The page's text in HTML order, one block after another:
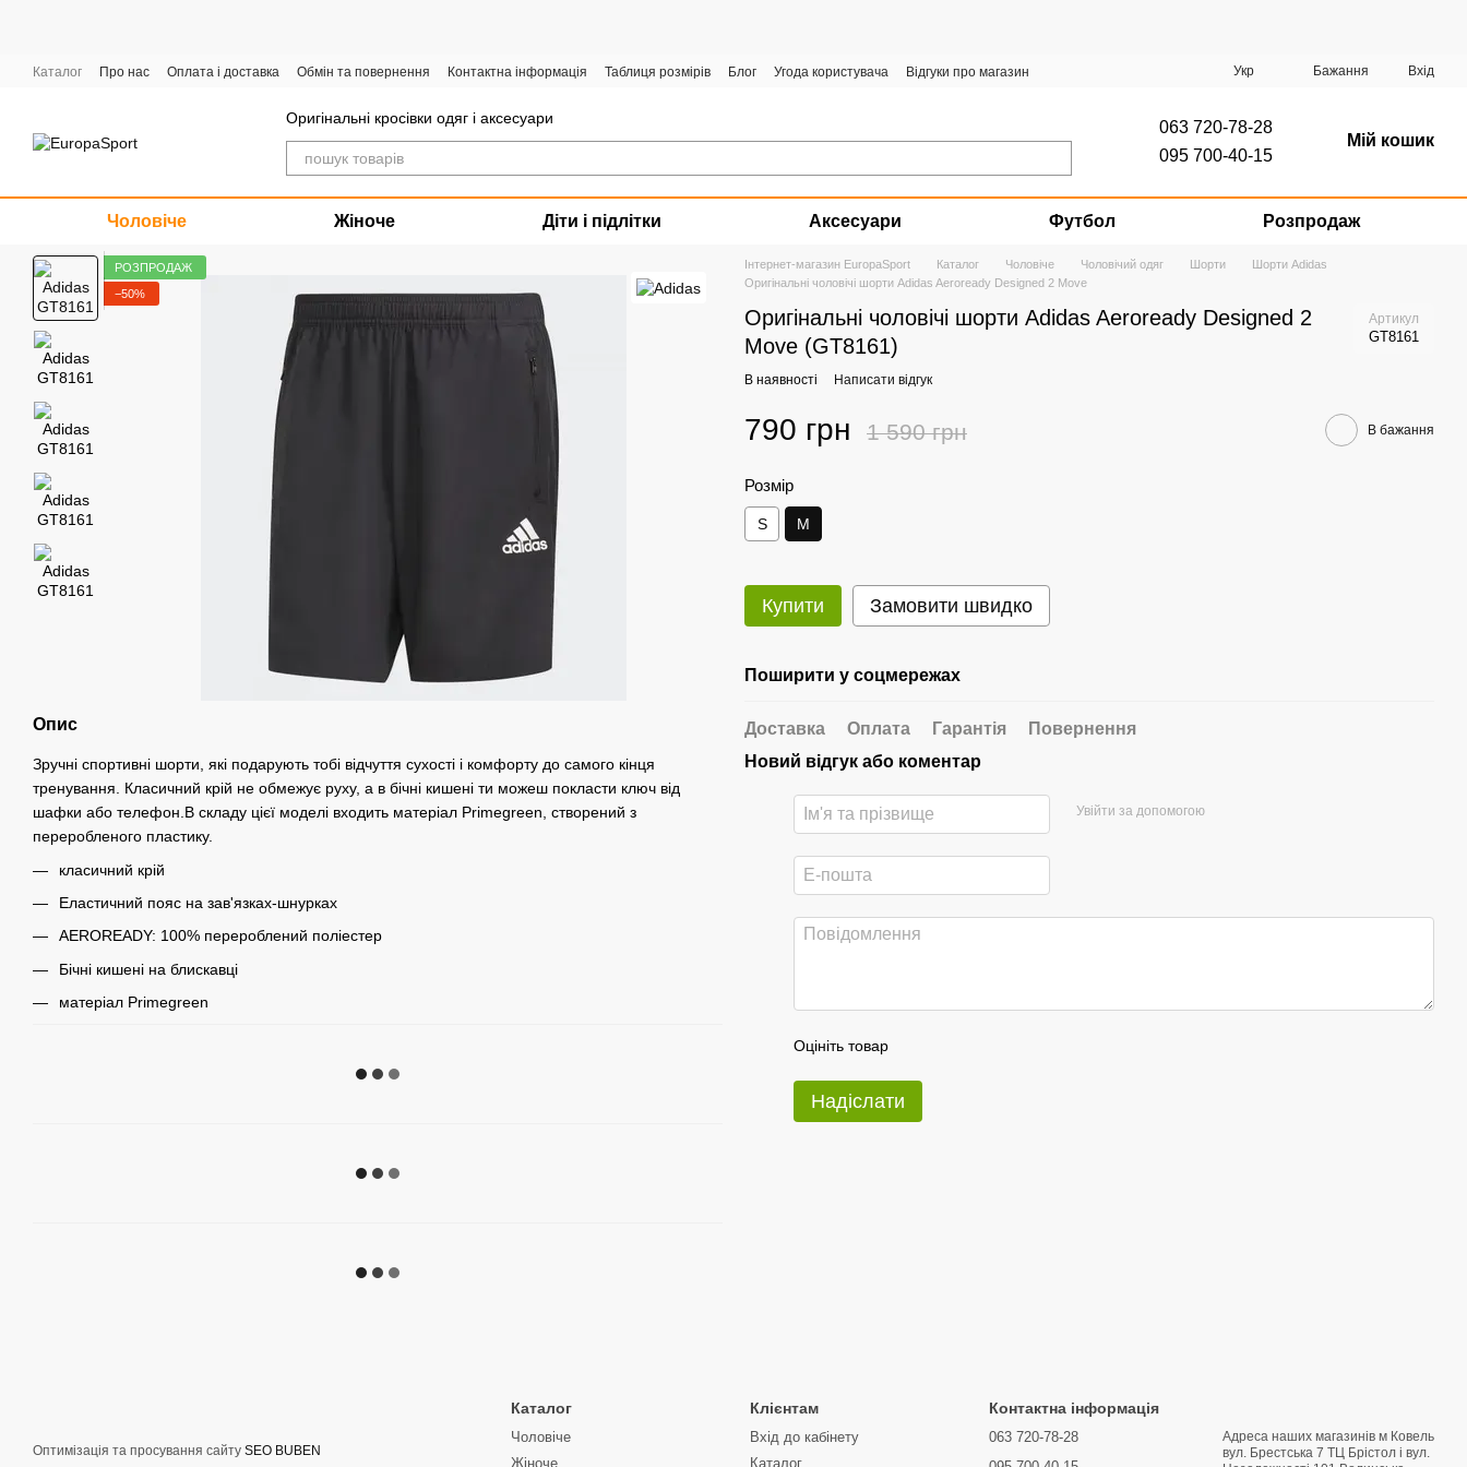
Каталог Про нас Оплата і доставка Обмін та повернення Контактна інформація Таблиця розмірів Блог Угода користувача
Відгуки про магазин
Укр Бажання Вхід
Оригінальні кросівки одяг і аксесуари
063 720-78-28
095 700-40-15
Мій кошик
Чоловіче Жіноче Діти і підлітки Аксесуари Футбол Розпродаж
РОЗПРОДАЖ
−50%
Опис
Зручні спортивні шорти, які подарують тобі відчуття сухості і комфорту до самого кінця
тренування. Класичний крій не обмежує руху, а в бічні кишені ти можеш покласти ключ від
шафки або телефон.В складу цієї моделі входить матеріал Primegreen, створений з
переробленого пластику.
класичний крій
Еластичний пояс на зав'язках-шнурках
AEROREADY: 100% перероблений поліестер
Бічні кишені на блискавці
матеріал Primegreen
Інтернет-магазин EuropaSport Каталог Чоловіче Чоловічий одяг Шорти
Шорти Adidas
Оригінальні чоловічі шорти Adidas Aeroready Designed 2 Move
Оригінальні чоловічі шорти Adidas Aeroready Designed 2
Move (GT8161)
Артикул
GT8161
В наявності Написати відгук
790 грн 1 590 грн В бажання
Розмір
S M
Купити Замовити швидко
Поширити у соцмережах
Доставка Оплата Гарантія
Повернення
Новий відгук або коментар
Увійти за допомогою
Оцініть товар
Надіслати
Оптимізація та просування сайту SEO BUBEN
Каталог
Чоловіче
Жіноче
Клієнтам
Вхід до кабінету
Каталог
Контактна інформація
063 720-78-28
Адреса наших магазинів м Ковель
вул. Брестська 7 ТЦ Брістол і вул.